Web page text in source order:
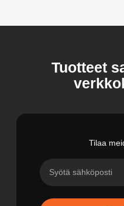
Tuotteet
Tilaa